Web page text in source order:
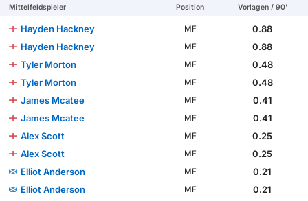
Mittelfeldspieler Position Vorlagen / 90'
Hayden Hackney MF
0.88
Hayden Hackney
MF
0.88
Tyler Morton
MF
0.48
Tyler Morton
MF
0.48
James Mcatee
MF
0.41
James Mcatee
MF
0.41
Alex Scott
MF
0.25
Alex Scott
MF
0.25
Elliot Anderson
MF
0.21
Elliot Anderson
MF
0.21